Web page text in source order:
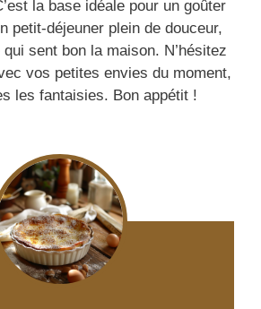
la base idéale pour un goûter
petit-déjeuner plein de douceur,
sent bon la maison. N’hésitez
vos petites envies du moment,
les fantaisies. Bon appétit !